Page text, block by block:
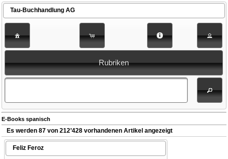
Tau-Buchhandlung AG
Rubriken
E-Books spanisch
Es werden 87 von 212’428 vorhandenen Artikel angezeigt
Feliz Feroz